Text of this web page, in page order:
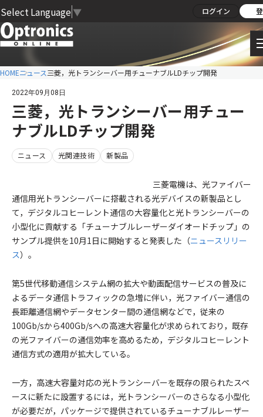
Select Language ▼ ログイン
HOMEニュース三菱，光トランシーバー用チューナブルLDチップ開発
2022年09月08日
三菱，光トランシーバー用チュー
ナブルLDチップ開発
ニュース 光関連技術 新製品
三菱電機は、光ファイバー
通信用光トランシーバーに搭載される光デバイスの新製品とし
て，デジタルコヒーレント通信の大容量化と光トランシーバーの
小型化に貢献する「チューナブルレーザーダイオードチップ」の
サンプル提供を10月1日に開始すると発表した（ニュースリリー
ス）。
第5世代移動通信システム網の拡大や動画配信サービスの普及に
よるデータ通信トラフィックの急増に伴い，光ファイバー通信の
長距離通信網やデータセンター間の通信網などで，従来の
100Gb/sから400Gb/sへの高速大容量化が求められており，既存
の光ファイバーの通信効率を高めるため，デジタルコヒーレント
通信方式の適用が拡大している。
一方，高速大容量対応の光トランシーバーを既存の限られたスペ
ースに新たに設置するには，光トランシーバーのさらなる小型化
が必要だが，パッケージで提供されているチューナブルレーザー